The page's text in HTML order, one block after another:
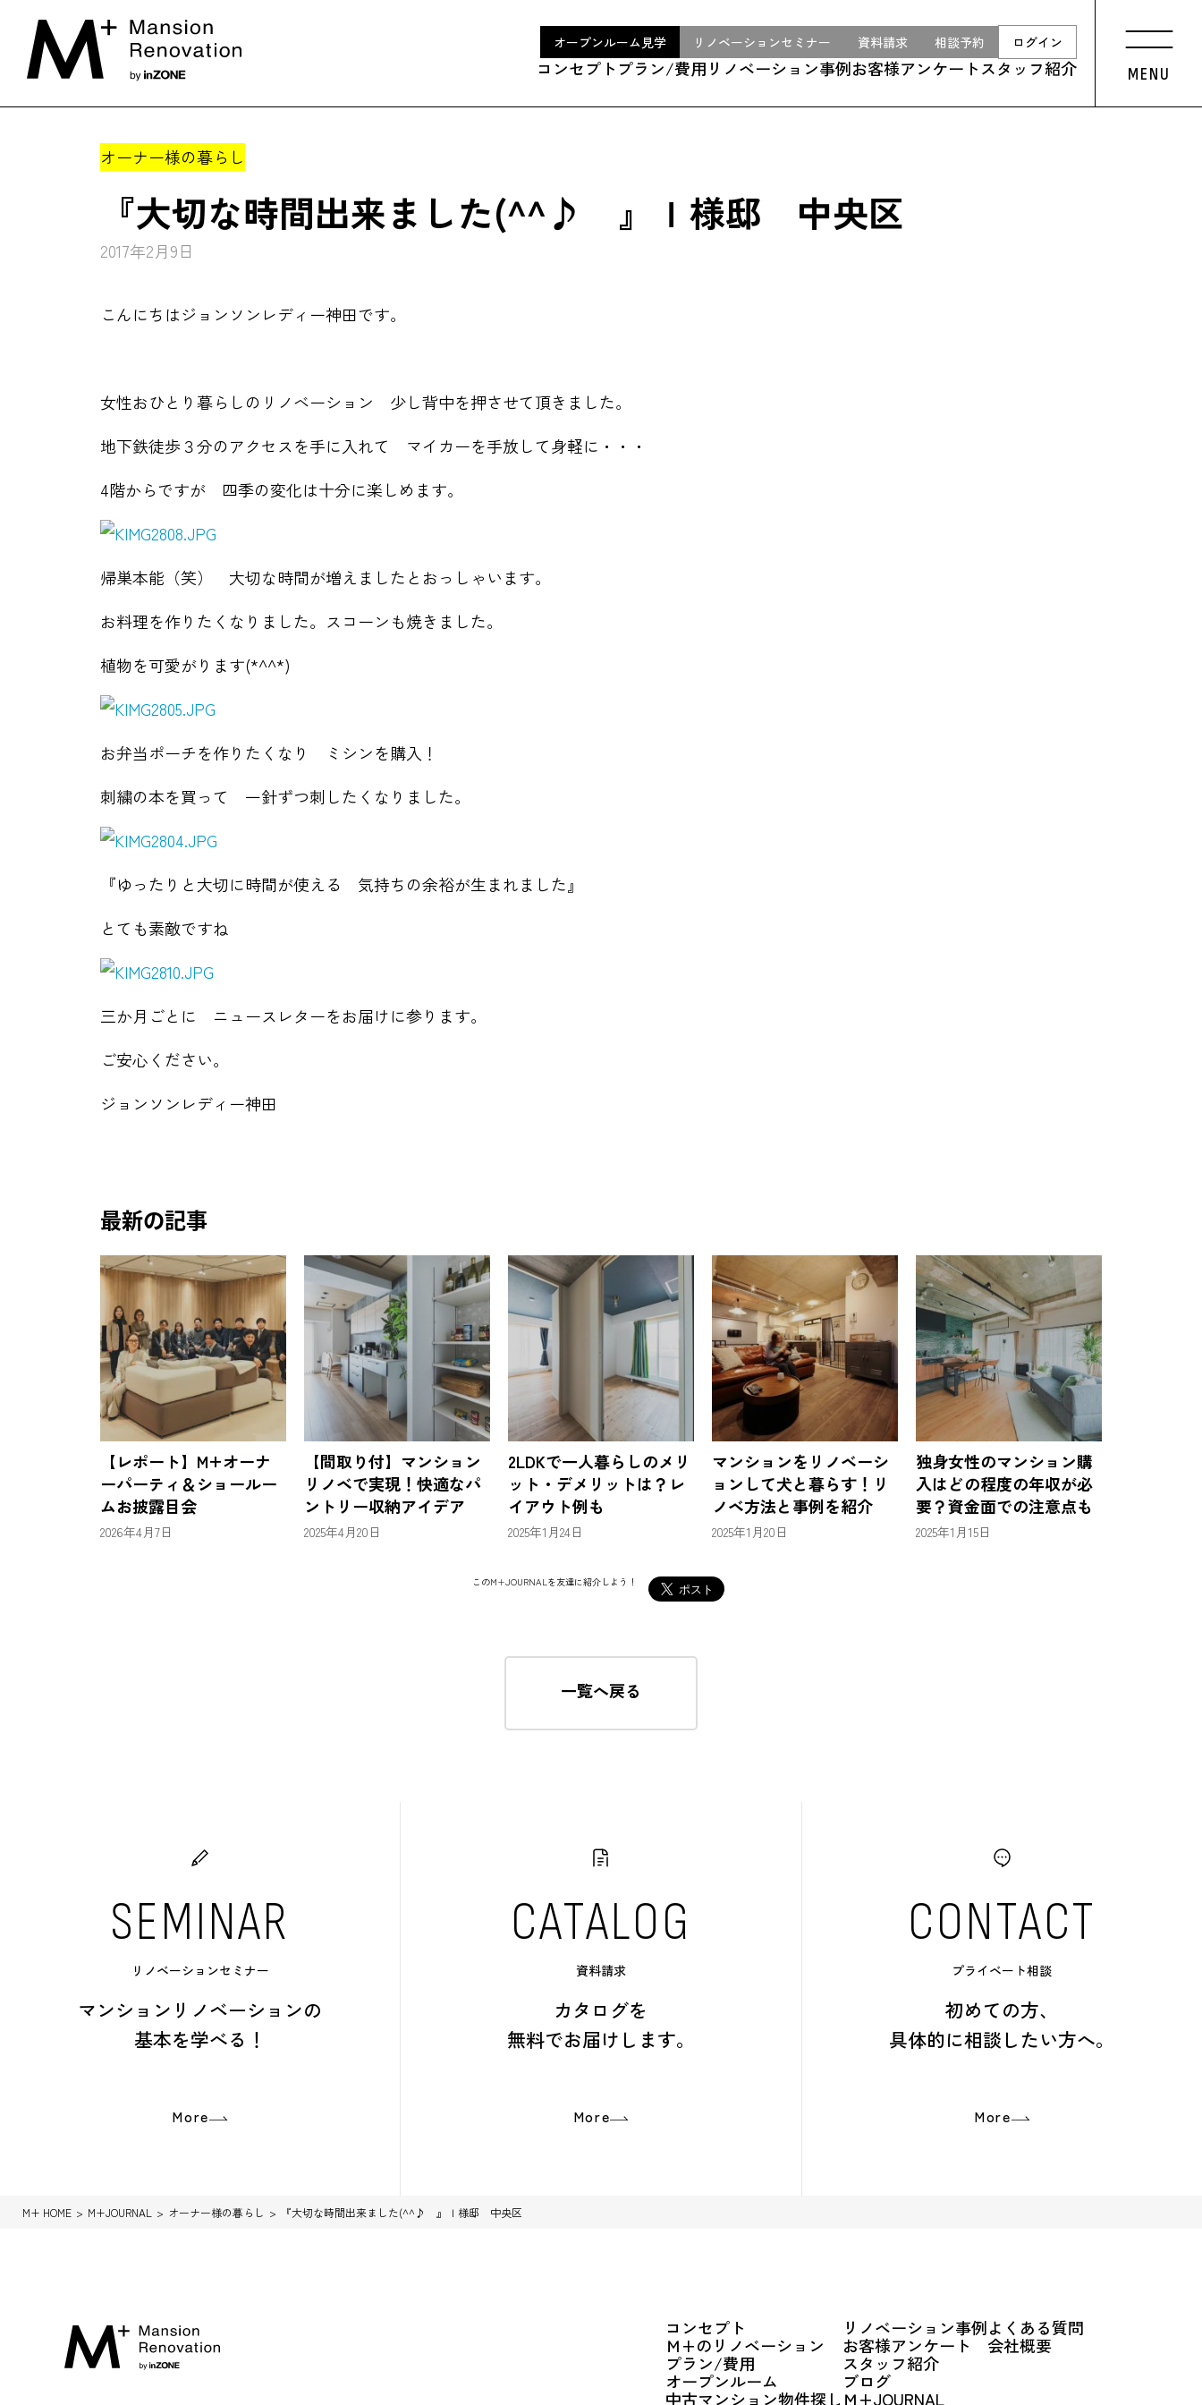
オープンルーム見学 リノベーションセミナー 資料請求 相談予約 ログイン
コンセプト プラン/費用 リノベーション事例お客様アンケートスタッフ紹介 MENU
オーナー様の暮らし
『大切な時間出来ました(^^♪ 』Ｉ様邸 中央区
2017年2月9日
こんにちはジョンソンレディー神田です。
女性おひとり暮らしのリノベーション 少し背中を押させて頂きました。
地下鉄徒歩３分のアクセスを手に入れて マイカーを手放して身軽に・・・
4階からですが 四季の変化は十分に楽しめます。
帰巣本能（笑） 大切な時間が増えましたとおっしゃいます。
お料理を作りたくなりました。スコーンも焼きました。
植物を可愛がります(*^^*)
お弁当ポーチを作りたくなり ミシンを購入！
刺繍の本を買って 一針ずつ刺したくなりました。
『ゆったりと大切に時間が使える 気持ちの余裕が生まれました』
とても素敵ですね
三か月ごとに ニュースレターをお届けに参ります。
ご安心ください。
ジョンソンレディー神田
最新の記事
【レポート】M+オーナ
ーパーティ＆ショールー
ムお披露目会
2026年4月7日
【間取り付】マンション
リノベで実現！快適なパ
ントリー収納アイデア
2025年4月20日
2LDKで一人暮らしのメリ
ット・デメリットは？レ
イアウト例も
2025年1月24日
マンションをリノベーシ
ョンして犬と暮らす！リ
ノベ方法と事例を紹介
2025年1月20日
独身女性のマンション購
入はどの程度の年収が必
要？資金面での注意点も
2025年1月15日
このM+JOURNALを友達に紹介しよう！
一覧へ戻る
SEMINAR
リノベーションセミナー
マンションリノベーションの
基本を学べる！
More
CATALOG
資料請求
カタログを
無料でお届けします。
More
CONTACT
プライベート相談
初めての方、
具体的に相談したい方へ。
More
M+ HOME M+JOURNAL オーナー様の暮らし 『大切な時間出来ました(^^♪ 』Ｉ様邸 中央区
コンセプト
Ｍ+のリノベーション
プラン/費用
オープンルーム
中古マンション物件探し
リノベーション事例
お客様アンケート
スタッフ紹介
ブログ
Ｍ+JOURNAL
よくある質問
会社概要